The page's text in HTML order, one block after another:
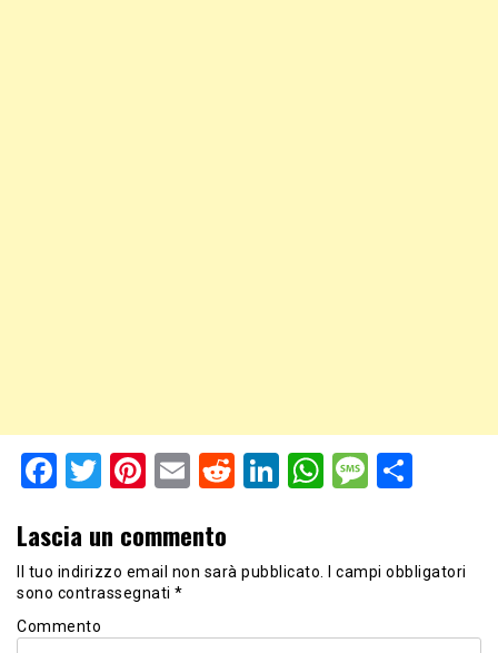
Facebook
Twitter
Pinterest
EmailRedditLinkedIn
WhatsApp
Lascia un commento
Il tuo indirizzo email non sarà pubblicato.
I campi obbligatori
sono contrassegnati *
Commento